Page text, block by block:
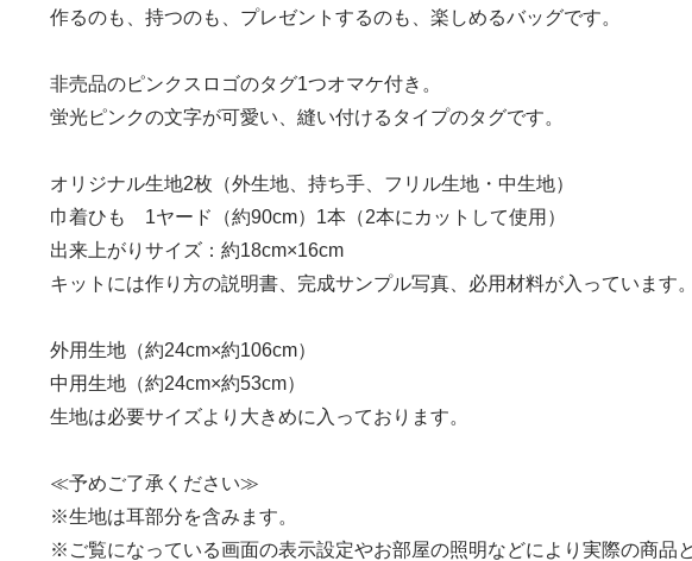
作るのも、持つのも、プレゼントするのも、楽しめるバッグです。
非売品のピンクスロゴのタグ1つオマケ付き。
蛍光ピンクの文字が可愛い、縫い付けるタイプのタグです。
オリジナル生地2枚（外生地、持ち手、フリル生地・中生地）
巾着ひも 1ヤード（約90cm）1本（2本にカットして使用）
出来上がりサイズ：約18cm×16cm
キットには作り方の説明書、完成サンプル写真、必用材料が入っています。
外用生地（約24cm×約106cm）
中用生地（約24cm×約53cm）
生地は必要サイズより大きめに入っております。
≪予めご了承ください≫
※生地は耳部分を含みます。
※ご覧になっている画面の表示設定やお部屋の照明などにより実際の商品